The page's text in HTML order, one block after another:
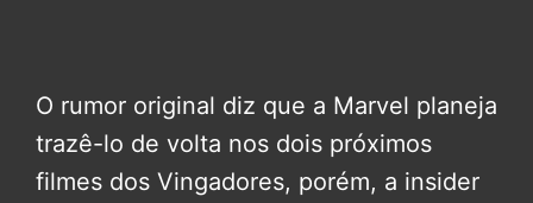
O rumor original diz que a Marvel planeja
trazê-lo de volta nos dois próximos
filmes dos Vingadores, porém, a insider